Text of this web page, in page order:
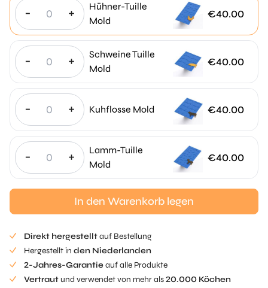
- +
Hühner-Tuille
Mold
€40.00
- +
Schweine Tuille
Mold
€40.00
- + Kuhflosse Mold €40.00
- +
Lamm-Tuille
Mold
€40.00
In den Warenkorb legen
Direkt hergestelltauf Bestellung
Hergestellt in den Niederlanden
2-Jahres-Garantieauf alle Produkte
Vertraut und verwendet von mehr als20.000 Köchen